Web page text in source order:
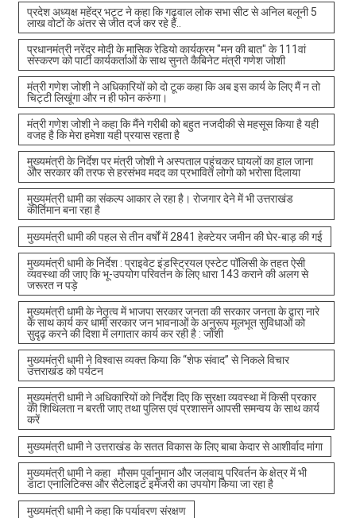
प्रदेश अध्यक्ष महेंद्र भट्ट ने कहा कि गढ़वाल लोक सभा सीट से अनिल बलूनी 5
लाख वोटों के अंतर से जीत दर्ज कर रहे हैं..
प्रधानमंत्री नरेंद्र मोदी के मासिक रेडियो कार्यक्रम "मन की बात" के 111वां
संस्करण को पार्टी कार्यकर्ताओं के साथ सुनते कैबिनेट मंत्री गणेश जोशी
मंत्री गणेश जोशी ने अधिकारियों को दो टूक कहा कि अब इस कार्य के लिए मैं न तो
चिट्टी लिखूंगा और न ही फोन करुंगा।
मंत्री गणेश जोशी ने कहा कि मैंने गरीबी को बहुत नजदीकी से महसूस किया है यही
वजह है कि मेरा हमेशा यही प्रयास रहता है
मुख्यमंत्री के निर्देश पर मंत्री जोशी ने अस्पताल पहुंचकर घायलों का हाल जाना
और सरकार की तरफ से हरसंभव मदद का प्रभावित लोगो को भरोसा दिलाया
मुख्यमंत्री धामी का संकल्प आकार ले रहा है। रोजगार देने में भी उत्तराखंड
कीर्तिमान बना रहा है
मुख्यमंत्री धामी की पहल से तीन वर्षों में 2841 हेक्टेयर जमीन की घेर-बाड़ की गई
मुख्यमंत्री धामी के निर्देश : प्राइवेट इंडस्ट्रियल एस्टेट पॉलिसी के तहत ऐसी
व्यवस्था की जाए कि भू-उपयोग परिवर्तन के लिए धारा 143 कराने की अलग से
जरूरत न पड़े
मुख्यमंत्री धामी के नेतृत्व में भाजपा सरकार जनता की सरकार जनता के द्वारा नारे
के साथ कार्य कर धामी सरकार जन भावनाओं के अनुरूप मूलभूत सुविधाओं को
सुदृढ़ करने की दिशा में लगातार कार्य कर रही है : जोशी
मुख्यमंत्री धामी ने विश्वास व्यक्त किया कि “शेफ संवाद” से निकले विचार
उत्तराखंड को पर्यटन
मुख्यमंत्री धामी ने अधिकारियों को निर्देश दिए कि सुरक्षा व्यवस्था में किसी प्रकार
की शिथिलता न बरती जाए तथा पुलिस एवं प्रशासन आपसी समन्वय के साथ कार्य
करें
मुख्यमंत्री धामी ने उत्तराखंड के सतत विकास के लिए बाबा केदार से आशीर्वाद मांगा
मुख्यमंत्री धामी ने कहा मौसम पूर्वानुमान और जलवायु परिवर्तन के क्षेत्र में भी
डाटा एनालिटिक्स और सैटेलाइट इमेजरी का उपयोग किया जा रहा है
मुख्यमंत्री धामी ने कहा कि पर्यावरण संरक्षण